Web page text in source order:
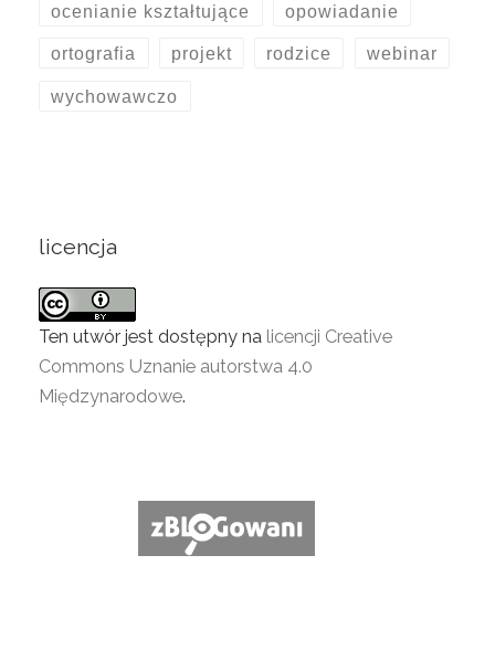
ocenianie kształtujące opowiadanie
ortografia projekt rodzice webinar
wychowawczo
licencja
Ten utwór jest dostępny na licencji Creative
Commons Uznanie autorstwa 4.0
Międzynarodowe.